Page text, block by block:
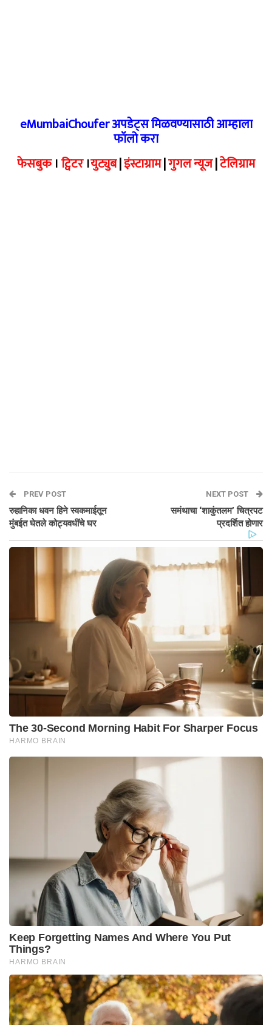
eMumbaiChoufer अपडेट्स मिळवण्यासाठी आम्हाला
फॉलो करा
फेसबुक।ट्विटर।युट्युब|इंस्टाग्राम|गुगल न्यूज|टेलिग्राम
PREV POST
रुहानिका धवन हिने स्वकमाईतून
मुंबईत घेतले कोट्यवधींचे घर
NEXT POST
समंथाचा ‘शाकुंतलम’ चित्रपट
प्रदर्शित होणार